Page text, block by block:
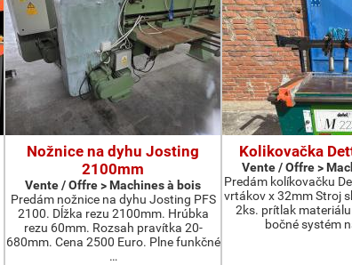
Nožnice na dyhu Josting
2100mm
Vente / Offre > Machines à bois
Predám nožnice na dyhu Josting PFS
2100. Dĺžka rezu 2100mm. Hrúbka
rezu 60mm. Rozsah pravítka 20-
680mm. Cena 2500 Euro. Plne funkčné
…
Kolikovačka
Vente / Offre >
Predám kolíkovačku
vrtákov x 32mm Stroj
2ks. prítlak
bočné systém